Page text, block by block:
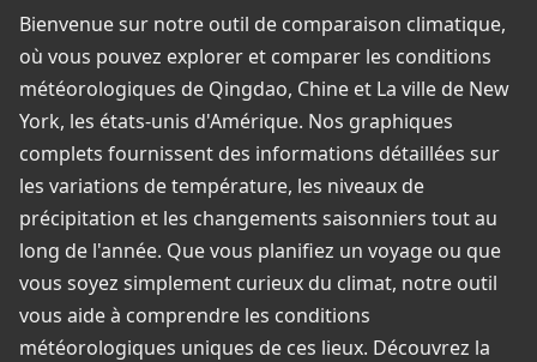
Bienvenue sur notre outil de comparaison climatique,
où vous pouvez explorer et comparer les conditions
météorologiques de Qingdao, Chine et La ville de New
York, les états-unis d'Amérique. Nos graphiques
complets fournissent des informations détaillées sur
les variations de température, les niveaux de
précipitation et les changements saisonniers tout au
long de l'année. Que vous planifiez un voyage ou que
vous soyez simplement curieux du climat, notre outil
vous aide à comprendre les conditions
météorologiques uniques de ces lieux. Découvrez la